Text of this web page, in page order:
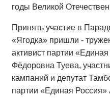
годы Великой
Принять участие в
«Ягодка» пришли -
активист партии
Фёдоровна Туева,
кампаний и депутат
партии «Единая Россия»